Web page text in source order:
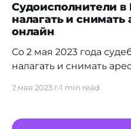
Судоисполнители в
налагать и снимать
онлайн
Со 2 мая 2023 года
налагать и снимать
проектов Digital Justice.
2 мая 2023 г.1 min read